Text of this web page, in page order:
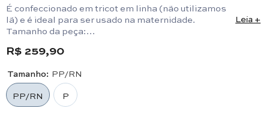
É confeccionado em tricot em linha (não utilizamos
lã) e é ideal para ser usado na maternidade.
Tamanho da peça:
Leia +
R$ 259,90
Tamanho: PP/RN
PP/RN
P